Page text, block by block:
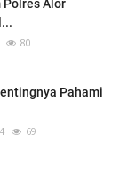
Polres Alor
80
Pahami
69